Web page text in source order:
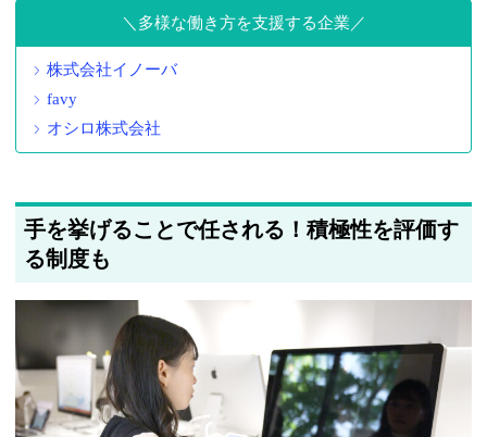
多様な働き方を支援する企業
株式会社イノーバ
favy
オシロ株式会社
手を挙げることで任される！積極性を評価す
る制度も